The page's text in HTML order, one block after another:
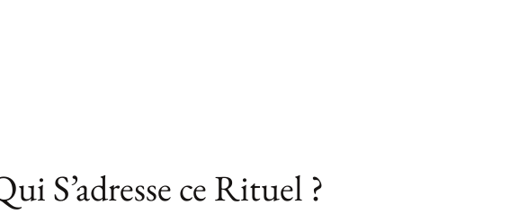
S’adresse ce Rituel ?